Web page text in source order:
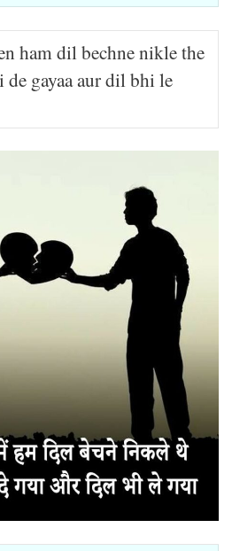
ham dil bechne nikle the
gayaa aur dil bhi le